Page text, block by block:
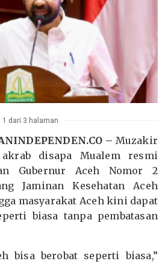
1 dari 3 halaman
– Muzakir
disapa Mualem resmi
Gubernur Aceh Nomor 2
Jaminan Kesehatan Aceh
masyarakat Aceh kini dapat
biasa tanpa pembatasan
bisa berobat seperti biasa,”